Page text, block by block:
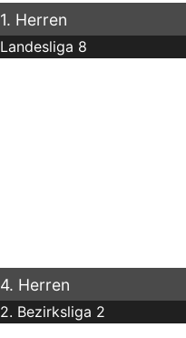
1. Herren
Landesliga 8
4. Herren
2. Bezirksliga 2